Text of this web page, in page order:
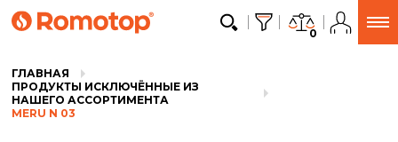
0
ГЛАВНАЯ
ПРОДУКТЫ ИСКЛЮЧЁННЫЕ ИЗ
НАШЕГО АССОРТИМЕНТА
MERU N 03